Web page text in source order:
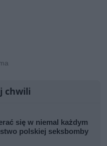
chwili
się w niemal każdym
polskiej seksbomby